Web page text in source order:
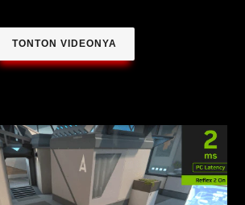
TONTON VIDEONYA